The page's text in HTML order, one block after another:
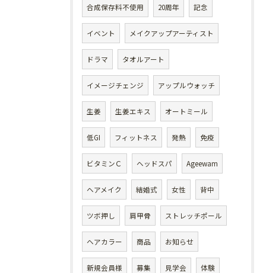
合成保存料不使用 20周年 記念
イベント メイクアップアーティスト
ドラマ タオルアート
イメージチェンジ アップルウォッチ
生姜 生姜エキス オートミール
低GI フィットネス 発熱 免疫
ビタミンＣ ヘッドスパ Ageewam
ヘアメイク 結婚式 女性 背中
ツボ押し 肩甲骨 ストレッチポール
ヘアカラー 商品 お知らせ
新規会員様 募集 見学会 体験